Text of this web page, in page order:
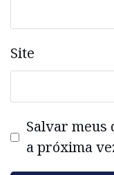
Site
Salvar meus
a próxima